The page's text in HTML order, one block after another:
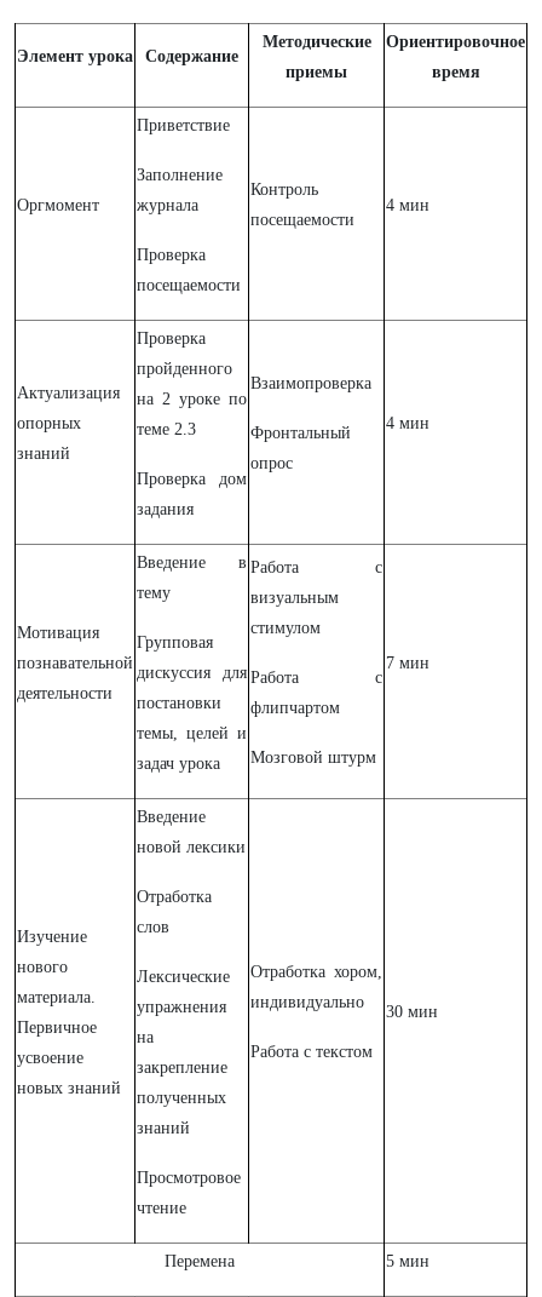
Элемент урока Содержание
Методические
приемы
Ориентировочное
время
Оргмомент
Приветствие
Заполнение
журнала
Проверка
посещаемости
Контроль
посещаемости
4 мин
Актуализация
опорных
знаний
Проверка
пройденного
на 2 уроке по
теме 2.3
Проверка дом
задания
Взаимопроверка
Фронтальный
опрос
4 мин
Мотивация
познавательной
деятельности
Введение в
тему
Групповая
дискуссия для
постановки
темы, целей и
задач урока
Работа с
визуальным
стимулом
Работа с
флипчартом
Мозговой штурм
7 мин
Изучение
нового
материала.
Первичное
усвоение
новых знаний
Введение
новой лексики
Отработка
слов
Лексические
упражнения
на
закрепление
полученных
знаний
Просмотровое
чтение
Отработка хором,
индивидуально
Работа с текстом
30 мин
Перемена 5 мин